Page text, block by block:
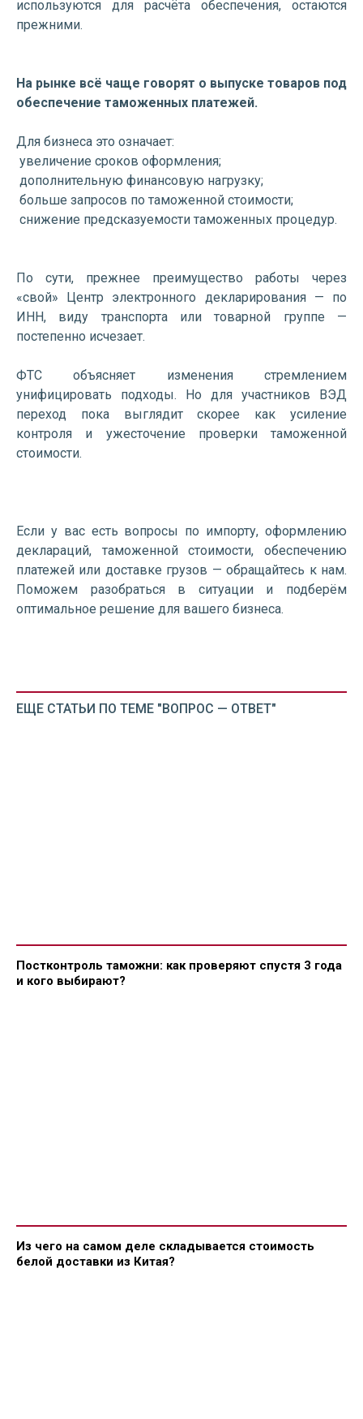
используются для расчёта обеспечения, остаются
прежними.
На рынке всё чаще говорят о выпуске товаров под
обеспечение таможенных платежей.
Для бизнеса это означает:
увеличение сроков оформления;
дополнительную финансовую нагрузку;
больше запросов по таможенной стоимости;
снижение предсказуемости таможенных процедур.
По сути, прежнее преимущество работы через
«свой» Центр электронного декларирования — по
ИНН, виду транспорта или товарной группе —
постепенно исчезает.
ФТС объясняет изменения стремлением
унифицировать подходы. Но для участников ВЭД
переход пока выглядит скорее как усиление
контроля и ужесточение проверки таможенной
стоимости.
Если у вас есть вопросы по импорту, оформлению
деклараций, таможенной стоимости, обеспечению
платежей или доставке грузов — обращайтесь к нам.
Поможем разобраться в ситуации и подберём
оптимальное решение для вашего бизнеса.
ЕЩЕ СТАТЬИ ПО ТЕМЕ "ВОПРОС — ОТВЕТ"
Постконтроль таможни: как проверяют спустя 3 года
и кого выбирают?
Из чего на самом деле складывается стоимость
белой доставки из Китая?